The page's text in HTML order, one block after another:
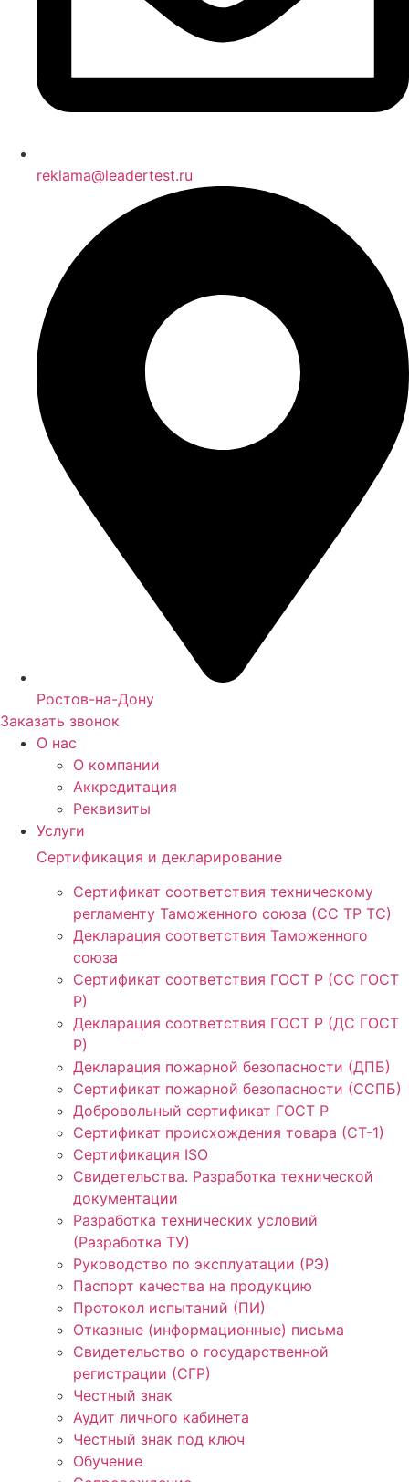
reklama@leadertest.ru
Ростов-на-Дону
Заказать звонок
О нас
О компании
Аккредитация
Реквизиты
Услуги
Сертификация и декларирование
Сертификат соответствия техническому
регламенту Таможенного союза (СС ТР ТС)
Декларация соответствия Таможенного
союза
Сертификат соответствия ГОСТ Р (СС ГОСТ
Р)
Декларация соответствия ГОСТ Р (ДС ГОСТ
Р)
Декларация пожарной безопасности (ДПБ)
Сертификат пожарной безопасности (ССПБ)
Добровольный сертификат ГОСТ Р
Сертификат происхождения товара (СТ-1)
Сертификация ISO
Свидетельства. Разработка технической
документации
Разработка технических условий
(Разработка ТУ)
Руководство по эксплуатации (РЭ)
Паспорт качества на продукцию
Протокол испытаний (ПИ)
Отказные (информационные) письма
Свидетельство о государственной
регистрации (СГР)
Честный знак
Аудит личного кабинета
Честный знак под ключ
Обучение